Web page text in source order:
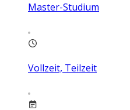
Master-Studium
Vollzeit, Teilzeit